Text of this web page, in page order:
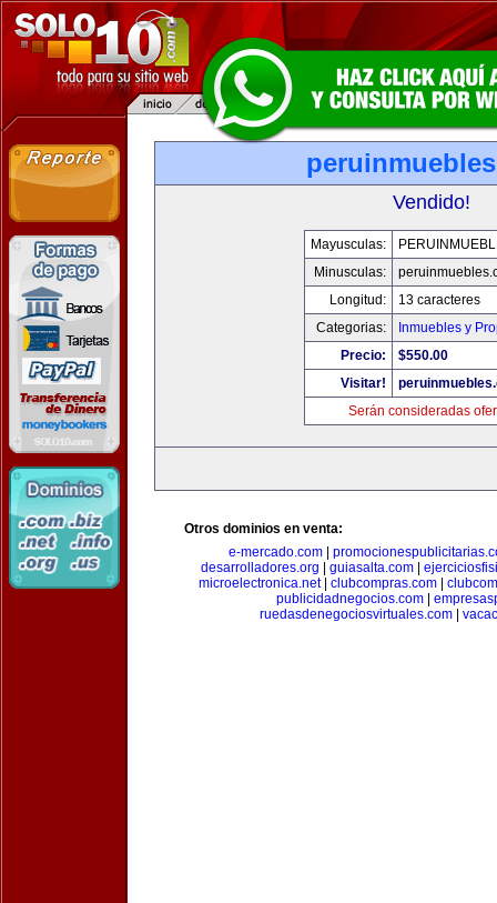
Vendido!
Mayusculas:
Minusculas:
Longitud:
13 caracteres
Categorias:
Inmuebles y
Precio:
$550.00
Visitar!
Serán consideradas
Otros dominios en venta:
e-mercado.com|
desarrolladores.org
guiasalta.com|
microelectronica.net| clubcompras.com
publicidadnegocios.com
ruedasdenegociosvirtuales.com|